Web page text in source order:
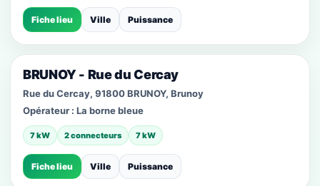
Fiche lieu Ville Puissance
BRUNOY - Rue du Cercay
Rue du Cercay, 91800 BRUNOY, Brunoy
Opérateur : La borne bleue
7 kW 2 connecteurs 7 kW
Fiche lieu Ville Puissance